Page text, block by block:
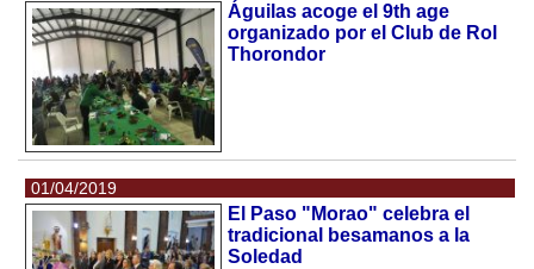
Águilas acoge el 9th age
organizado por el Club de Rol
Thorondor
01/04/2019
El Paso "Morao" celebra el
tradicional besamanos a la
Soledad